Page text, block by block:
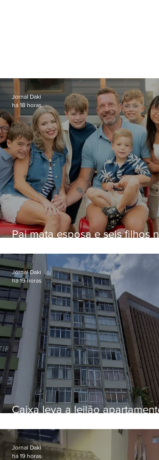
Pai mata esposa e seis filhos
Jornal Daki
há 18 horas
Caixa leva a leilão apartamento
Botafogo
Jornal Daki
há 19 horas
Jornal Daki
há 19 horas